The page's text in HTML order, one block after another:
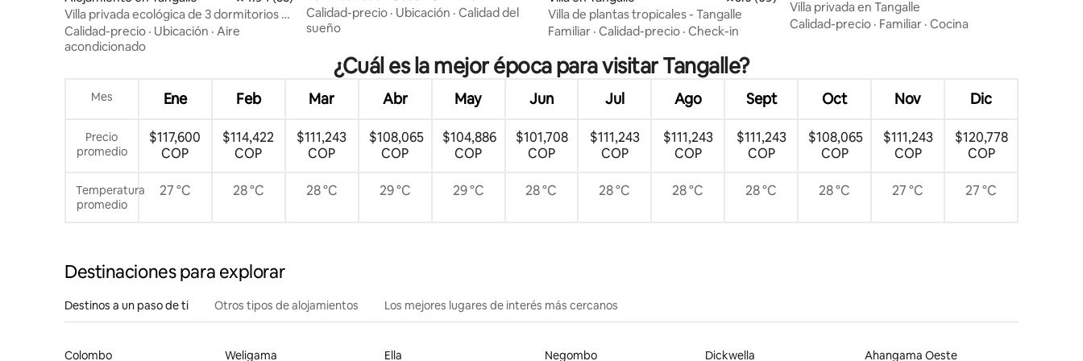
Villa privada ecológica de 3 dormitorios a
5 minutos de la playa
Calidad-precio · Ubicación · Aire
acondicionado
Calidad-precio · Ubicación · Calidad del
sueño
Villa de plantas tropicales - Tangalle
Familiar · Calidad-precio · Check-in
Villa privada en Tangalle
Calidad-precio · Familiar · Cocina
¿Cuál es la mejor época para visitar Tangalle?
Mes Ene Feb Mar Abr May Jun Jul Ago Sept Oct Nov Dic
Precio
promedio
$117,600
COP
$114,422
COP
$111,243
COP
$108,065
COP
$104,886
COP
$101,708
COP
$111,243
COP
$111,243
COP
$111,243
COP
$108,065
COP
$111,243
COP
$120,778
COP
Temperatura
promedio
27 °C 28 °C 28 °C 29 °C 29 °C 28 °C 28 °C 28 °C 28 °C 28 °C 27 °C 27 °C
Destinaciones para explorar
Destinos a un paso de ti Otros tipos de alojamientos Los mejores lugares de interés más cercanos
Colombo Weligama Ella Negombo Dickwella Ahangama Oeste